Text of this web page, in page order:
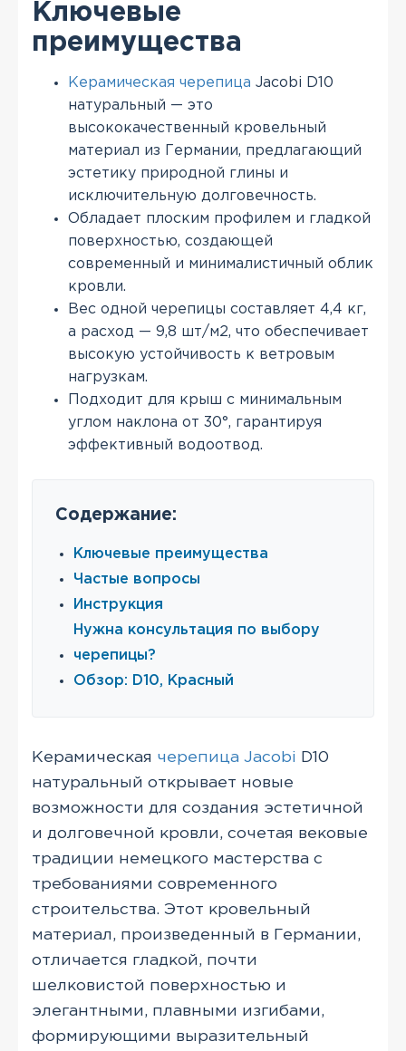
Ключевые
преимущества
Керамическая черепица Jacobi D10
натуральный — это
высококачественный кровельный
материал из Германии, предлагающий
эстетику природной глины и
исключительную долговечность.
Обладает плоским профилем и гладкой
поверхностью, создающей
современный и минималистичный облик
кровли.
Вес одной черепицы составляет 4,4 кг,
а расход — 9,8 шт/м2, что обеспечивает
высокую устойчивость к ветровым
нагрузкам.
Подходит для крыш с минимальным
углом наклона от 30°, гарантируя
эффективный водоотвод.
Содержание:
Ключевые преимущества
Частые вопросы
Инструкция
Нужна консультация по выбору
черепицы?
Обзор: D10, Красный
Керамическая черепица Jacobi
D10
натуральный открывает новые
возможности для создания эстетичной
и долговечной кровли, сочетая вековые
традиции немецкого мастерства с
требованиями современного
строительства. Этот кровельный
материал, произведенный в Германии,
отличается гладкой, почти
шелковистой поверхностью и
элегантными, плавными изгибами,
формирующими выразительный